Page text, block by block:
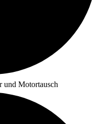
und Motortausch